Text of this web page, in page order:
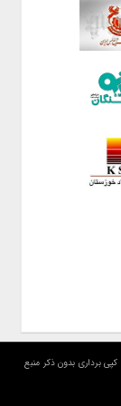
برداری بدون ذکر منبع